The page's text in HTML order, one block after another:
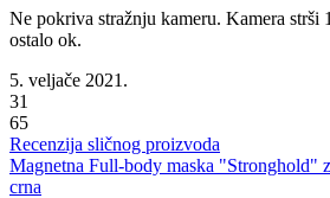
Ne pokriva stražnju kameru. Kamera strši
ostalo ok.
5. veljače 2021.
31
65
Recenzija sličnog proizvoda
Magnetna Full-body maska "Stronghold"
crna